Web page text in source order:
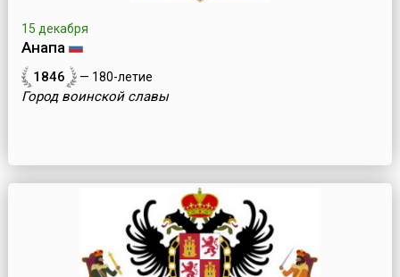
15 декабря
Анапа
1846 — 180-летие
Город воинской славы